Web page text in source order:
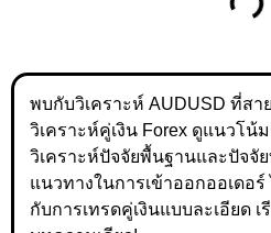
พบกับวิเคราะห์ AUDUSD ที่ส
วิเคราะห์คู่เงิน Forex ดูแนวโน้
วิเคราะห์ปัจจัยพื้นฐานและปัจจั
แนวทางในการเข้าออกออเดอ
กับการเทรดคู่เงินแบบละเอียด